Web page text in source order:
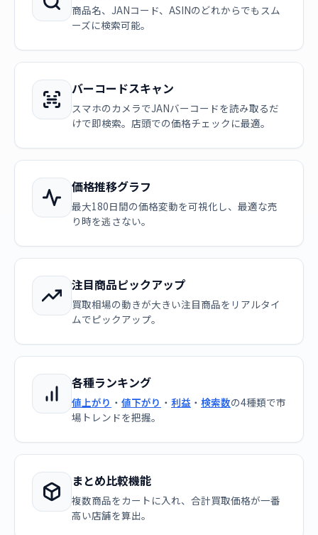
商品名、JANコード、ASINのどれからでもスム
ーズに検索可能。
バーコードスキャン
スマホのカメラでJANバーコードを読み取るだ
けで即検索。店頭での価格チェックに最適。
価格推移グラフ
最大180日間の価格変動を可視化し、最適な売
り時を逃さない。
注目商品ピックアップ
買取相場の動きが大きい注目商品をリアルタイ
ムでピックアップ。
各種ランキング
値上がり ・ 値下がり ・ 利益 ・ 検索数の4種類で市
場トレンドを把握。
まとめ比較機能
複数商品をカートに入れ、合計買取価格が一番
高い店舗を算出。